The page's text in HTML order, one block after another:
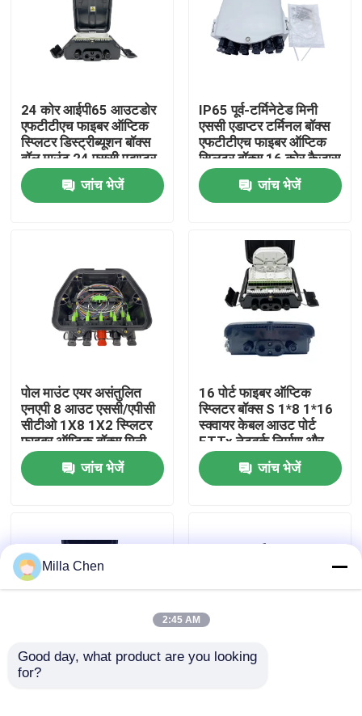
उत्पादों
हमारे बारे में
कारखाना भ्रमण
गुणवत्ता नियंत्रण
समाचार
एक उद्धरण का अनुरोध करें
24 कोर आईपी65 आउटडोर
एफटीटीएच फाइबर ऑप्टिक
स्प्लिटर डिस्ट्रीब्यूशन बॉक्स
वॉल माउंट 24 एससी एडाप्टर
पीसी+एबीएस
एफडीबी0224एचएफ के साथ
जांच भेजें
IP65 पूर्व-टर्मिनेटेड मिनी
एससी एडाप्टर टर्मिनल बॉक्स
एफटीटीएच फाइबर ऑप्टिक
स्प्लिटर बॉक्स 16 कोर कैजास
नैप एफटीटीएच समाधान के
लिए
जांच भेजें
पोल माउंट एयर असंतुलित
एनएपी 8 आउट एससी/एपीसी
सीटीओ 1X8 1X2 स्प्लिटर
फाइबर ऑप्टिक बॉक्स मिनी
एससी
जांच भेजें
16 पोर्ट फाइबर ऑप्टिक
स्प्लिटर बॉक्स S 1*8 1*16
स्क्वायर केबल आउट पोर्ट
FTTx नेटवर्क निर्माण और
प्रबंधन के लिए
जांच भेजें
आउटडोर NAP FTTH
Milla Chen
2:45 AM
Good day, what product are you looking
for?